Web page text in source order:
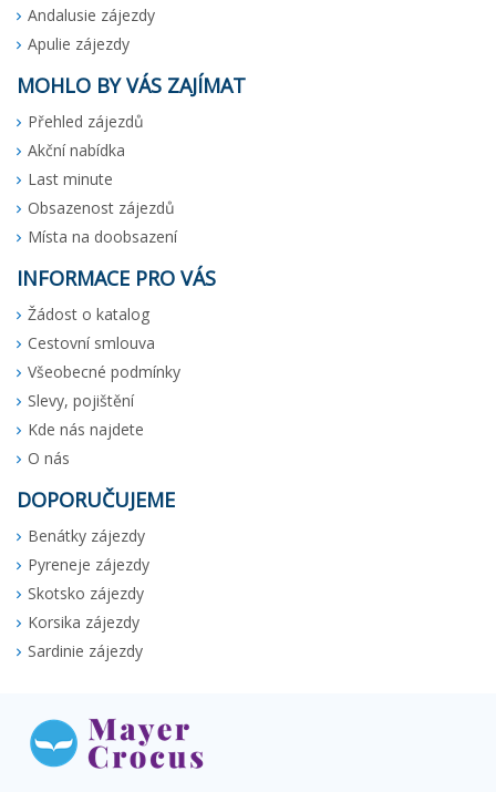
Andalusie zájezdy
Apulie zájezdy
MOHLO BY VÁS ZAJÍMAT
Přehled zájezdů
Akční nabídka
Last minute
Obsazenost zájezdů
Místa na doobsazení
INFORMACE PRO VÁS
Žádost o katalog
Cestovní smlouva
Všeobecné podmínky
Slevy, pojištění
Kde nás najdete
O nás
DOPORUČUJEME
Benátky zájezdy
Pyreneje zájezdy
Skotsko zájezdy
Korsika zájezdy
Sardinie zájezdy